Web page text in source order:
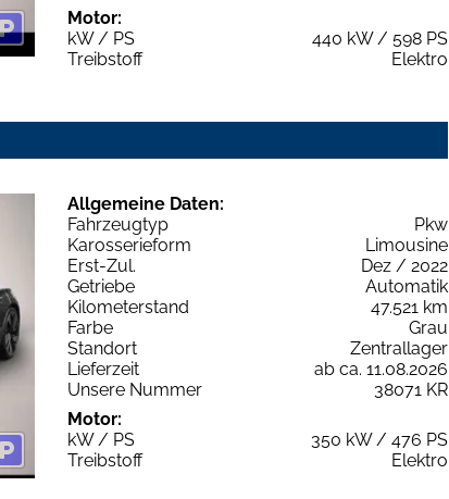
Motor:
kW / PS
440 kW / 598 PS
Treibstoff
Elektro
Allgemeine Daten:
Fahrzeugtyp
Pkw
Karosserieform
Limousine
Erst-Zul.
Dez / 2022
Getriebe
Automatik
Kilometerstand
47.521 km
Farbe
Grau
Standort
Zentrallager
Lieferzeit
ab ca. 11.08.2026
Unsere Nummer
38071 KR
Motor:
kW / PS
350 kW / 476 PS
Treibstoff
Elektro